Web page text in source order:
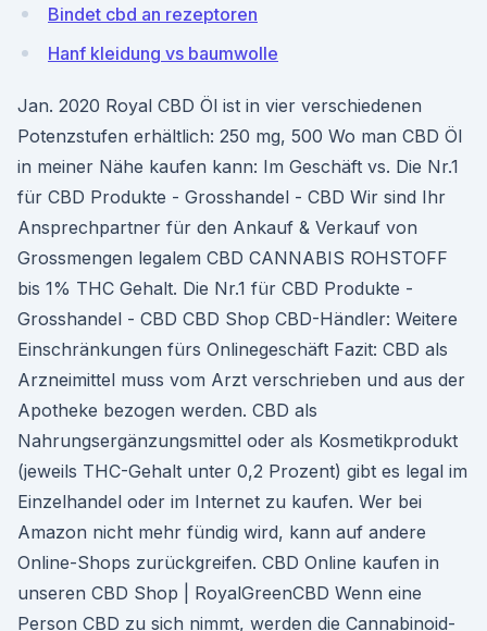
Bindet cbd an rezeptoren
Hanf kleidung vs baumwolle
Jan. 2020 Royal CBD Öl ist in vier verschiedenen
Potenzstufen erhältlich: 250 mg, 500 Wo man CBD Öl
in meiner Nähe kaufen kann: Im Geschäft vs. Die Nr.1
für CBD Produkte - Grosshandel - CBD Wir sind Ihr
Ansprechpartner für den Ankauf & Verkauf von
Grossmengen legalem CBD CANNABIS ROHSTOFF
bis 1% THC Gehalt. Die Nr.1 für CBD Produkte -
Grosshandel - CBD CBD Shop CBD-Händler: Weitere
Einschränkungen fürs Onlinegeschäft Fazit: CBD als
Arzneimittel muss vom Arzt verschrieben und aus der
Apotheke bezogen werden. CBD als
Nahrungsergänzungsmittel oder als Kosmetikprodukt
(jeweils THC-Gehalt unter 0,2 Prozent) gibt es legal im
Einzelhandel oder im Internet zu kaufen. Wer bei
Amazon nicht mehr fündig wird, kann auf andere
Online-Shops zurückgreifen. CBD Online kaufen in
unseren CBD Shop | RoyalGreenCBD Wenn eine
Person CBD zu sich nimmt, werden die Cannabinoid-